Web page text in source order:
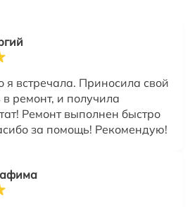
я встречала. Приносила свой
ремонт, и получила
Ремонт выполнен быстро
за помощь! Рекомендую!